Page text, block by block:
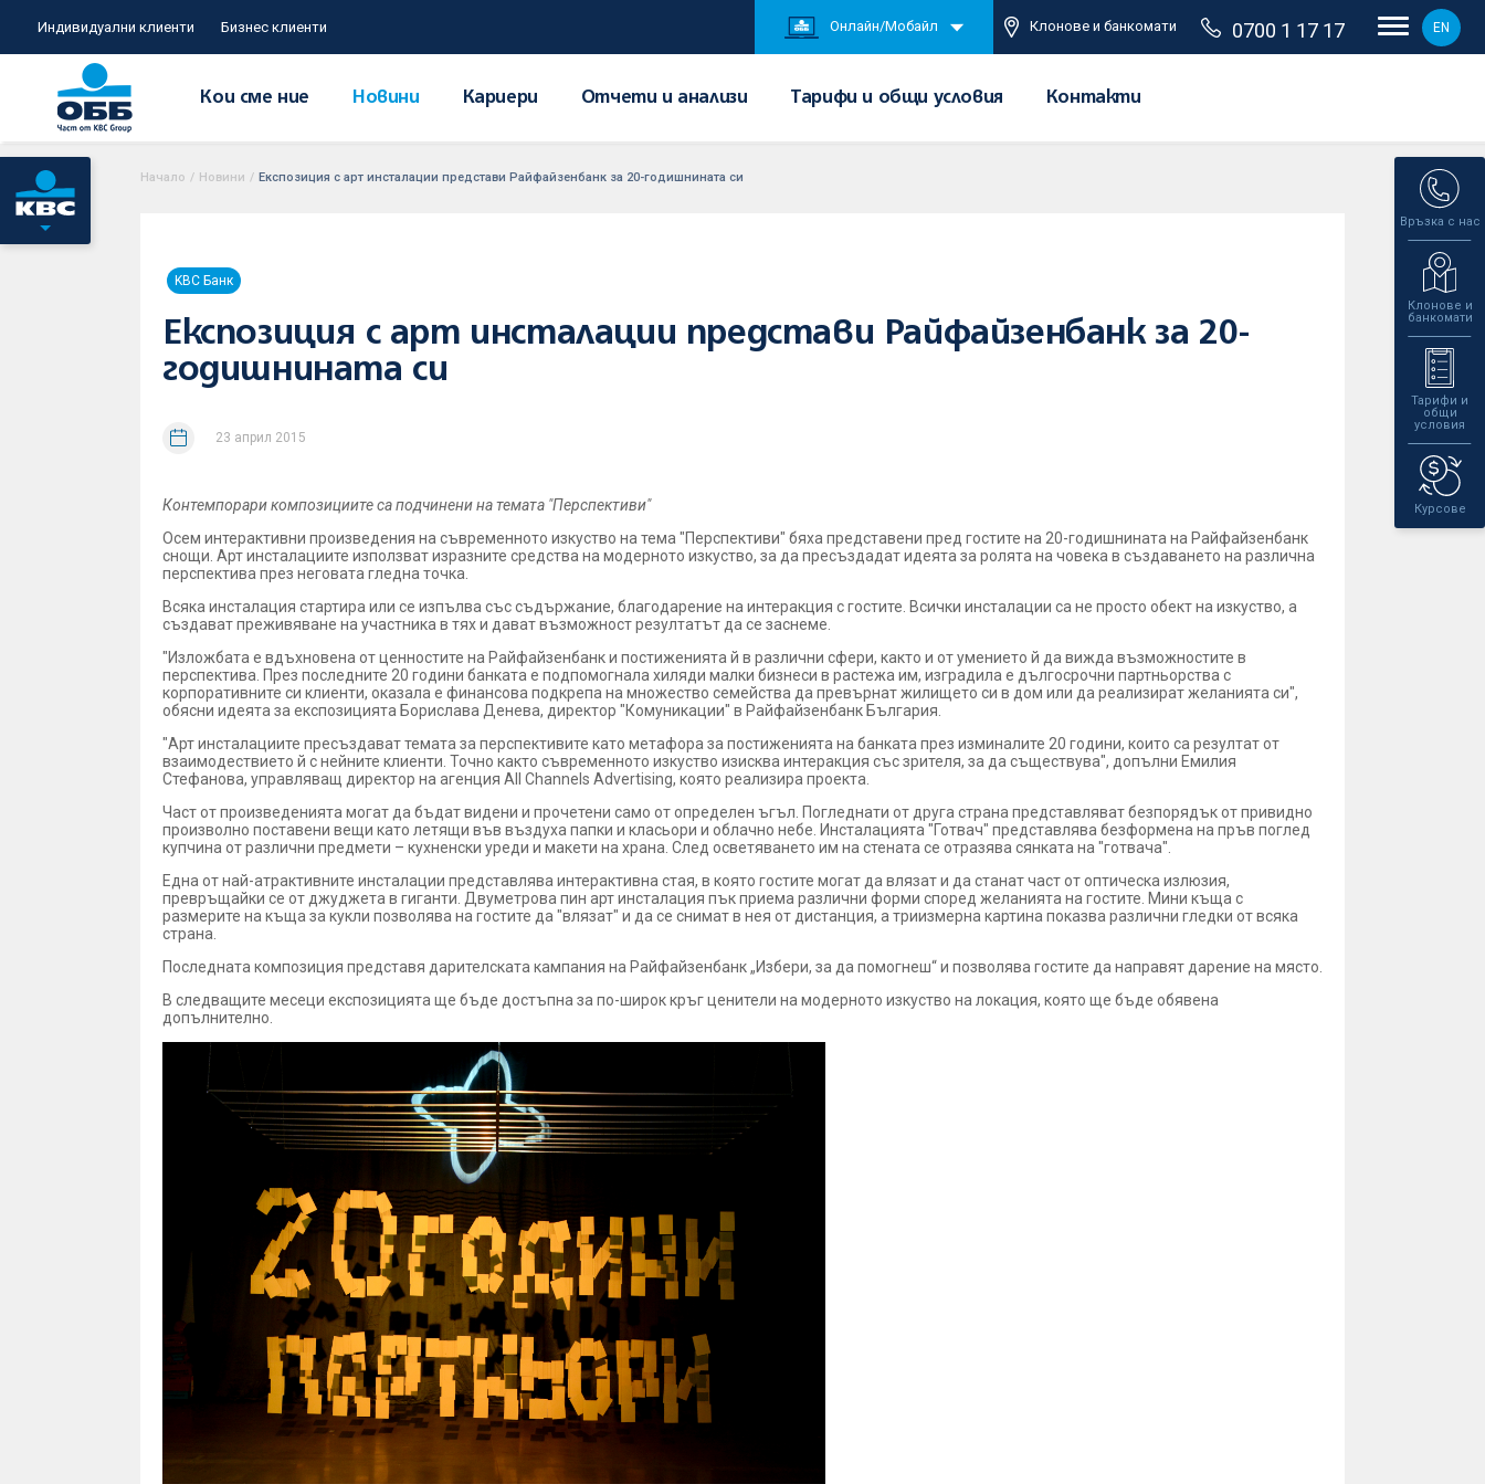
Индивидуални клиенти Бизнес клиенти Онлайн/Мобайл Клонове и банкомати 0700 1 17 17 EN
Кои сме ние Новини Кариери Отчети и анализи Тарифи и общи условия Контакти
Връзка с нас
Клонове и
банкомати
Тарифи и
общи
условия
Курсове
Начало / Новини / Експозиция с арт инсталации представи Райфайзенбанк за 20-годишнината си
KBC Банк
Експозиция с арт инсталации представи Райфайзенбанк за 20-
годишнината си
23 април 2015
Контемпорари композициите са подчинени на темата "Перспективи"
Осем интерактивни произведения на съвременното изкуство на тема "Перспективи" бяха представени пред гостите на 20-годишнината на Райфайзенбанк
снощи. Арт инсталациите използват изразните средства на модерното изкуство, за да пресъздадат идеята за ролята на човека в създаването на различна
перспектива през неговата гледна точка.
Всяка инсталация стартира или се изпълва със съдържание, благодарение на интеракция с гостите. Всички инсталации са не просто обект на изкуство, а
създават преживяване на участника в тях и дават възможност резултатът да се заснеме.
"Изложбата е вдъхновена от ценностите на Райфайзенбанк и постиженията й в различни сфери, както и от умението й да вижда възможностите в
перспектива. През последните 20 години банката е подпомогнала хиляди малки бизнеси в растежа им, изградила е дългосрочни партньорства с
корпоративните си клиенти, оказала е финансова подкрепа на множество семейства да превърнат жилището си в дом или да реализират желанията си",
обясни идеята за експозицията Борислава Денева, директор "Комуникации" в Райфайзенбанк България.
"Арт инсталациите пресъздават темата за перспективите като метафора за постиженията на банката през изминалите 20 години, които са резултат от
взаимодествието й с нейните клиенти. Точно както съвременното изкуство изисква интеракция със зрителя, за да съществува", допълни Емилия
Стефанова, управляващ директор на агенция All Channels Advertising, която реализира проекта.
Част от произведенията могат да бъдат видени и прочетени само от определен ъгъл. Погледнати от друга страна представляват безпорядък от привидно
произволно поставени вещи като летящи във въздуха папки и класьори и облачно небе. Инсталацията "Готвач" представлява безформена на пръв поглед
купчина от различни предмети – кухненски уреди и макети на храна. След осветяването им на стената се отразява сянката на "готвача".
Една от най-атрактивните инсталации представлява интерактивна стая, в която гостите могат да влязат и да станат част от оптическа излюзия,
превръщайки се от джуджета в гиганти. Двуметрова пин арт инсталация пък приема различни форми според желанията на гостите. Мини къща с
размерите на къща за кукли позволява на гостите да "влязат" и да се снимат в нея от дистанция, а триизмерна картина показва различни гледки от всяка
страна.
Последната композиция представя дарителската кампания на Райфайзенбанк „Избери, за да помогнеш“ и позволява гостите да направят дарение на място.
В следващите месеци експозицията ще бъде достъпна за по-широк кръг ценители на модерното изкуство на локация, която ще бъде обявена
допълнително.